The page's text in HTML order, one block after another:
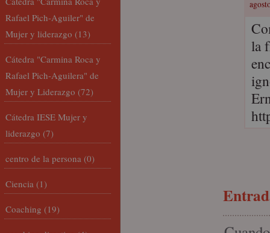
la
Rafael Pich-Aguiler" de
Mujer y liderazgo (13)
Cátedra "Carmina Roca y
Rafael Pich-Aguilera" de
Mujer y Liderazgo (72)
Cátedra IESE Mujer y
liderazgo (7)
centro de la persona (0)
Ciencia (1)
Coaching (19)